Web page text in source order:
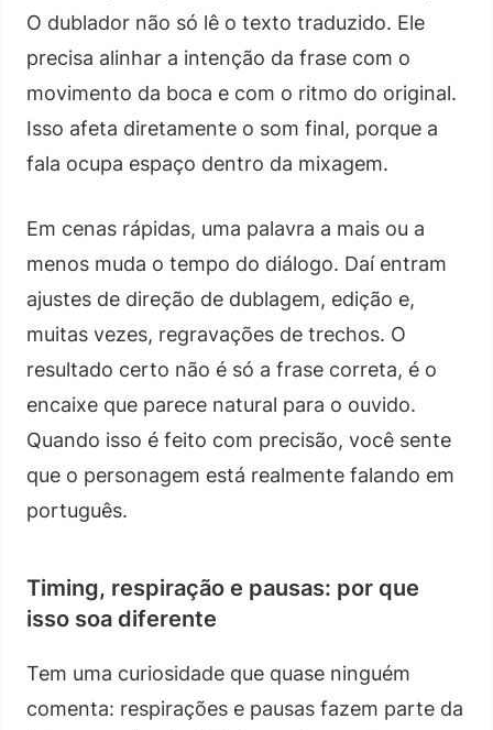
O dublador não só lê o texto traduzido. Ele
precisa alinhar a intenção da frase com o
movimento da boca e com o ritmo do original.
Isso afeta diretamente o som final, porque a
fala ocupa espaço dentro da mixagem.
Em cenas rápidas, uma palavra a mais ou a
menos muda o tempo do diálogo. Daí entram
ajustes de direção de dublagem, edição e,
muitas vezes, regravações de trechos. O
resultado certo não é só a frase correta, é o
encaixe que parece natural para o ouvido.
Quando isso é feito com precisão, você sente
que o personagem está realmente falando em
português.
Timing, respiração e pausas: por que
isso soa diferente
Tem uma curiosidade que quase ninguém
comenta: respirações e pausas fazem parte da